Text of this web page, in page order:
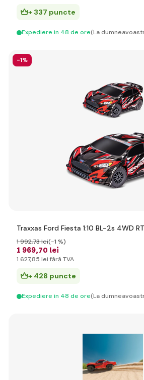
+ 337 puncte
Expediere in 48 de ore(La
-1%
Traxxas Ford Fiesta 1:10 BL-2s 4WD
1 969,70 lei
1 992,73 lei(-1 %)
1 627,85 lei fără TVA
+ 428 puncte
Expediere in 48 de ore(La